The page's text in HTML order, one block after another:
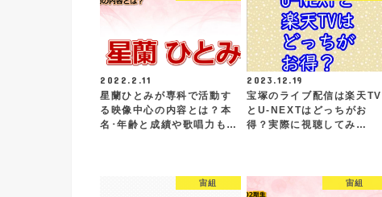
2022.2.11
星蘭ひとみが専科で活動す
る映像中心の内容とは？本
名･年齢と成績や歌唱力も…
2023.12.19
宝塚のライブ配信は楽天TV
とU-NEXTはどっちがお
得？実際に視聴してみ…
宙組 宙組